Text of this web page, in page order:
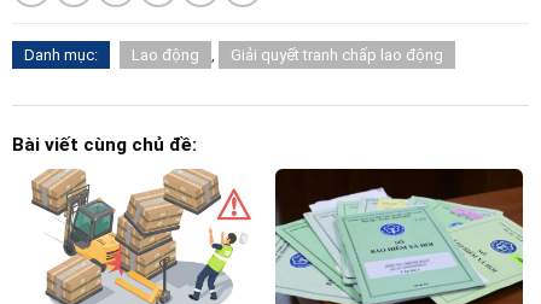
Danh mục: Lao động Giải quyết tranh chấp lao động
Bài viết cùng chủ đề: